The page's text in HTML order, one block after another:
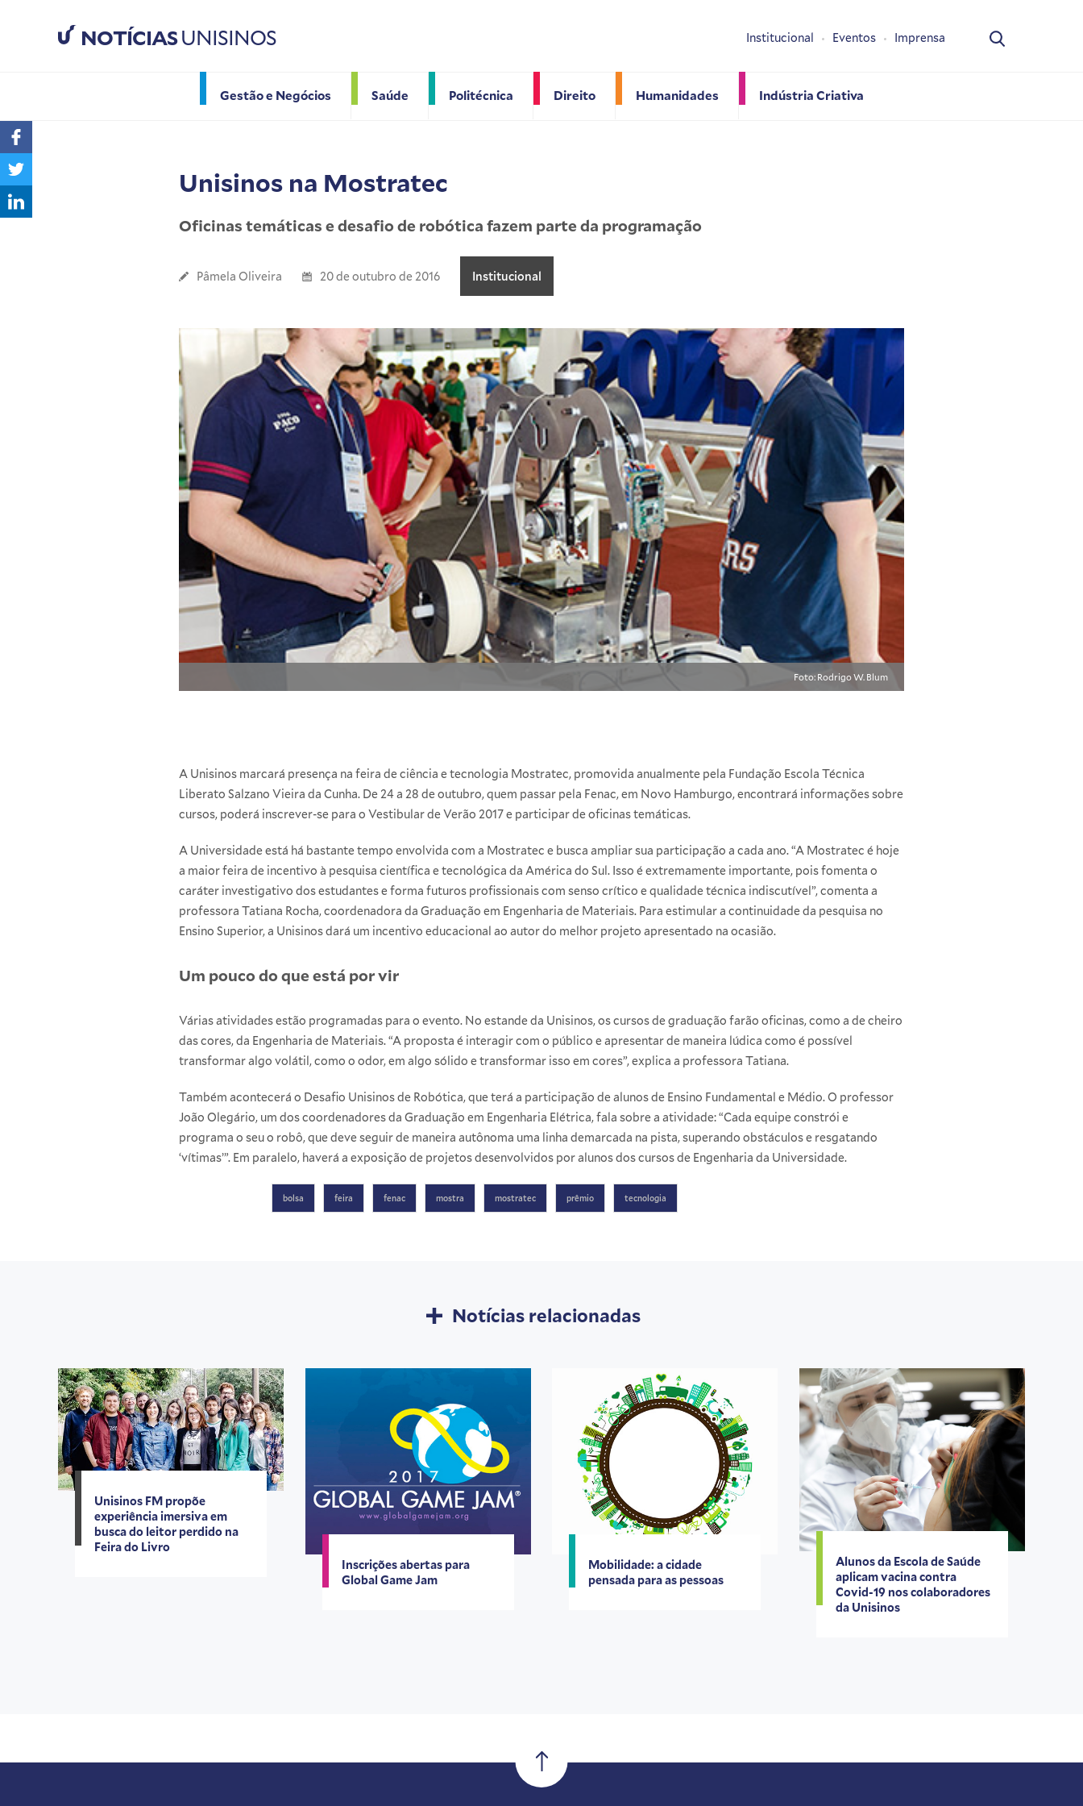
NOTÍCIASUNISINOS
Gestão e Negócios Saúde Politécnica Direito Humanidades Indústria Criativa
Institucional Eventos Imprensa
Unisinos na Mostratec
Oficinas temáticas e desafio de robótica fazem parte da programação
Pâmela Oliveira 20 de outubro de 2016 Institucional
Foto: Rodrigo W. Blum
A Unisinos marcará presença na feira de ciência e tecnologia Mostratec, promovida anualmente pela Fundação Escola Técnica
Liberato Salzano Vieira da Cunha. De 24 a 28 de outubro, quem passar pela Fenac, em Novo Hamburgo, encontrará informações sobre
cursos, poderá inscrever-se para o Vestibular de Verão 2017e participar de oficinas temáticas.
A Universidade está há bastante tempo envolvida com a Mostratec e busca ampliar sua participação a cada ano. “A Mostratec é hoje
a maior feira de incentivo à pesquisa científica e tecnológica da América do Sul. Isso é extremamente importante, pois fomenta o
caráter investigativo dos estudantes e forma futuros profissionais com senso crítico e qualidade técnica indiscutível”, comenta a
professora Tatiana Rocha, coordenadora da Graduação em Engenharia de Materiais. Para estimular a continuidade da pesquisa no
Ensino Superior, a Unisinos dará um incentivo educacional ao autor do melhor projeto apresentado na ocasião.
Um pouco do que está por vir
Várias atividades estão programadas para o evento. No estande da Unisinos, os cursos de graduação farão oficinas, como a de cheiro
das cores, da Engenharia de Materiais. “A proposta é interagir com o público e apresentar de maneira lúdica como é possível
transformar algo volátil, como o odor, em algo sólido e transformar isso em cores”, explica a professora Tatiana.
Também acontecerá o Desafio Unisinos de Robótica, que terá a participação de alunos de Ensino Fundamental e Médio. O professor
João Olegário, um dos coordenadores da Graduação em Engenharia Elétrica, fala sobre a atividade: “Cada equipe constrói e
programa o seu o robô, que deve seguir de maneira autônoma uma linha demarcada na pista, superando obstáculos e resgatando
‘vítimas’”. Em paralelo, haverá a exposição de projetos desenvolvidos por alunos dos cursos de Engenharia da Universidade.
bolsa feira fenac mostra mostratec prêmio tecnologia
Notícias relacionadas
Unisinos FM propõe
experiência imersiva em
busca do leitor perdido na
Feira do Livro
Inscrições abertas para
Global Game Jam
Mobilidade: a cidade
pensada para as pessoas
Alunos da Escola de Saúde
aplicam vacina contra
Covid-19 nos colaboradores
da Unisinos